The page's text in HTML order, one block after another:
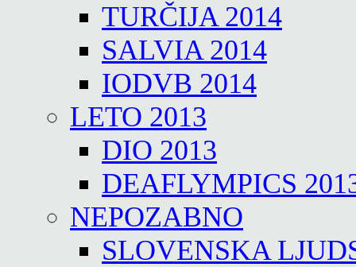
TURČIJA 2014
SALVIA 2014
IODVB 2014
LETO 2013
DIO 2013
DEAFLYMPICS
NEPOZABNO
SLOVENSKA